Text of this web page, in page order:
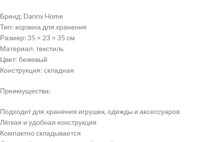
Бренд: Danny Home
Тип: корзина для хранения
Размер: 35 × 23 × 35 см
Материал: текстиль
Цвет: бежевый
Конструкция: складная
Преимущества:
Подходит для хранения игрушек, одежды и аксессуаров
Лёгкая и удобная конструкция
Компактно складывается